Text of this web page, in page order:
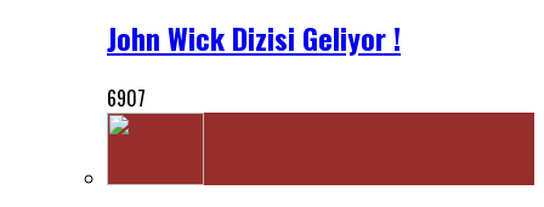
John Wick Dizisi Geliyor !
6907